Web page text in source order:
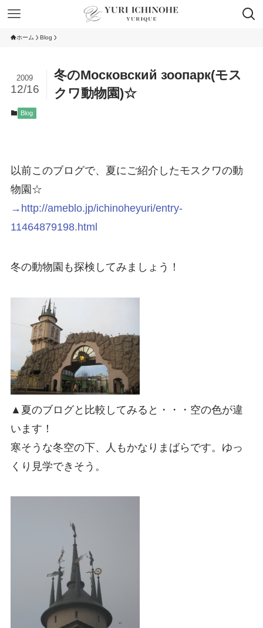
ホーム Blog
冬のМосковский зоопарк(モス
クワ動物園)☆
2009
12/16
Blog
以前このブログで、夏にご紹介したモスクワの動
物園☆
→http://ameblo.jp/ichinoheyuri/entry-
11464879198.html
冬の動物園も探検してみましょう！
▲夏のブログと比較してみると・・・空の色が違
います！
寒そうな冬空の下、人もかなりまばらです。ゆっ
くり見学できそう。